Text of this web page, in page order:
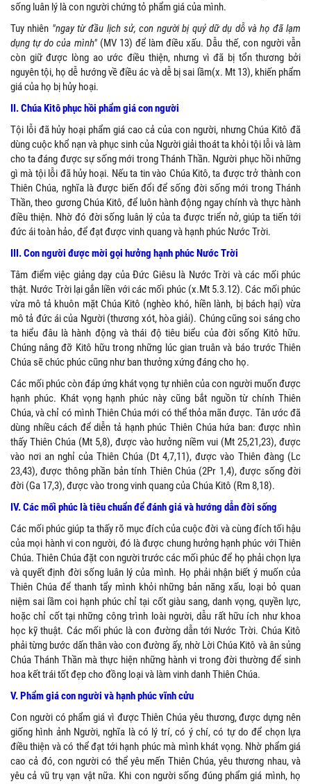
sống luân lý là con người chứng tỏ phẩm giá của mình.
Tuy nhiên "ngay từ đầu lịch sử, con người bị quỷ dữ dụ dỗ và họ đã lạm
dụng tự do của mình"(MV 13) để làm điều xấu. Dẫu thế, con người vẫn
còn giữ được lòng ao ước điều thiện, nhưng vì đã bị tổn thương bởi
nguyên tội, họ dễ hướng về điều ác và dễ bị sai lầm(x. Mt 13), khiến phẩm
giá của họ bị hủy hoại.
II. Chúa Kitô phục hồi phẩm giá con người
Tội lỗi đã hủy hoại phẩm giá cao cả của con người, nhưng Chúa Kitô đã
dùng cuộc khổ nạn và phục sinh của Người giải thoát ta khỏi tội lỗi và làm
cho ta đáng được sự sống mới trong Thánh Thần. Người phục hồi những
gì mà tội lỗi đã hủy hoại. Nếu ta tin vào Chúa Kitô, ta được trở thành con
Thiên Chúa, nghĩa là được biến đổi để sống đời sống mới trong Thánh
Thần, theo gương Chúa Kitô, để luôn hành động ngay chính và thực hành
điều thiện. Nhờ đó đời sống luân lý của ta được triển nở, giúp ta tiến tới
đức ái toàn hảo, để đạt được vinh quang và hạnh phúc Nước Trời.
III. Con người được mời gọi hưởng hạnh phúc Nước Trời
Tâm điểm việc giảng dạy của Đức Giêsu là Nước Trời và các mối phúc
thật. Nước Trời lại gắn liền với các mối phúc (x.Mt 5.3.12). Các mối phúc
vừa mô tả khuôn mặt Chúa Kitô (nghèo khó, hiền lành, bị bách hại) vừa
mô tả đức ái của Người (thương xót, hòa giải). Chúng cũng soi sáng cho
ta hiểu đâu là hành động và thái độ tiêu biểu của đời sống Kitô hữu.
Chúng nâng đỡ Kitô hữu trong những lúc gian truân và báo trước Thiên
Chúa sẽ chúc phúc cũng như ban thưởng xứng đáng cho họ.
Các mối phúc còn đáp ứng khát vọng tự nhiên của con người muốn được
hạnh phúc. Khát vọng hạnh phúc này cũng bắt nguồn từ chính Thiên
Chúa, và chỉ có mình Thiên Chúa mới có thể thỏa mãn được. Tân ước đã
dùng nhiều cách để diễn tả hạnh phúc Thiên Chúa hứa ban: được nhìn
thấy Thiên Chúa (Mt 5,8), được vào hưởng niềm vui (Mt 25,21,23), được
vào nơi an nghỉ của Thiên Chúa (Dt 4,7,11), được vào Thiên đàng (Lc
23,43), được thông phần bản tính Thiên Chúa (2Pr 1,4), được sống đời
đời (Ga 17,3), được vào trong vinh quang của Chúa Kitô (Rm 8,18).
IV. Các mối phúc là tiêu chuẩn để đánh giá và hướng dẫn đời sống
Các mối phúc giúp ta thấy rõ mục đích của cuộc đời và cùng đích tối hậu
của mọi hành vi con người, đó là được chung hưởng hạnh phúc với Thiên
Chúa. Thiên Chúa đặt con người trước các mối phúc để họ phải chọn lựa
và quyết định đời sống luân lý của mình. Họ phải nhận biết ý muốn của
Thiên Chúa để thanh tẩy mình khỏi những bản năng xấu, loại bỏ quan
niệm sai lầm coi hạnh phúc chỉ tại cốt giàu sang, danh vọng, quyền lực,
hoặc chỉ cốt tại những công trình loài người, dẫu rất hữu ích như khoa
học kỹ thuật. Các mối phúc là con đường dẫn tới Nước Trời. Chúa Kitô
phải từng bước dấn thân vào con đường ấy, nhờ Lời Chúa Kitô và ân sủng
Chúa Thánh Thần mà thực hiện những hành vi trong đời thường để sinh
hoa kết trái tốt đẹp cho đồng loại và làm vinh danh Thiên Chúa.
V. Phẩm giá con người và hạnh phúc vĩnh cửu
Con người có phẩm giá vì được Thiên Chúa yêu thương, được dựng nên
giống hình ảnh Người, nghĩa là có lý trí, có ý chí, có tự do để chọn lựa
điều thiện và có thể đạt tới hạnh phúc mà mình khát vọng. Nhờ phẩm giá
cao cả đó, con người có thể yêu mến Thiên Chúa, yêu thương nhau, và
yêu cả vũ trụ vạn vật nữa. Khi con người sống đúng phẩm giá mình, họ